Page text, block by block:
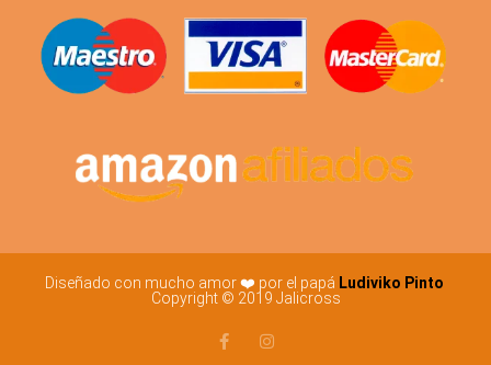
Diseñado con mucho amor ❤️ por el papá Ludiviko Pinto
Copyright © 2019 Jalicross